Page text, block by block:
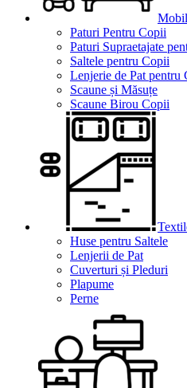
Paturi Pentru Copii
Paturi Supraetajate
Saltele pentru Copii
Lenjerie de Pat pentru
Scaune și Măsuțe
Scaune Birou Copii
Huse pentru Saltele
Lenjerii de Pat
Cuverturi și Pleduri
Plapume
Perne